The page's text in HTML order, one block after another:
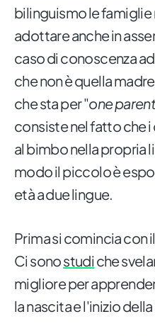
bilinguismo le famiglie
adottare anche in
caso di conoscenza
che non è quella
che sta per "one
consiste nel fatto che
al bimbo nella propria
modo il piccolo è
età a due lingue.
Prima si comincia con
Ci sonostudi che
migliore per
la nascita e l'inizio